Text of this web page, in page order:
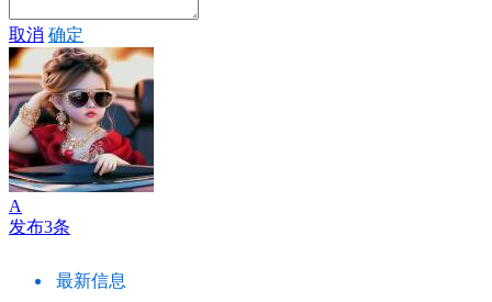
取消 确定
A
发布3条
最新信息